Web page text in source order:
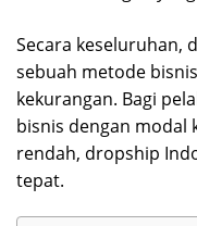
Secara keseluruhan,
sebuah metode
kekurangan. Bagi
bisnis dengan modal
rendah, dropship
tepat.